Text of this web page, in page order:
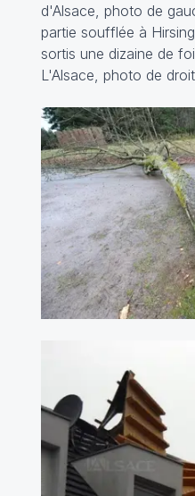
d'Alsace, photo de
partie soufflée à
sortis une dizaine de
L'Alsace, photo de